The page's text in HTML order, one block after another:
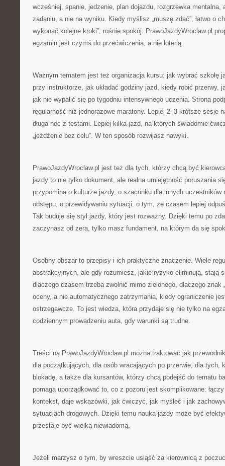
wcześniej, spanie, jedzenie, plan dojazdu, rozgrzewka mentalna,
zadaniu, a nie na wyniku. Kiedy myślisz „muszę zdać”, łatwo o
wykonać kolejne kroki”, rośnie spokój. PrawoJazdyWroclaw.pl
egzamin jest czymś do przećwiczenia, a nie loterią.
Ważnym tematem jest też organizacja kursu: jak wybrać szkołę
przy instruktorze, jak układać godziny jazd, kiedy robić przerwy,
jak nie wypalić się po tygodniu intensywnego uczenia. Strona
regularność niż jednorazowe maratony. Lepiej 2–3 krótsze sesje
długa noc z testami. Lepiej kilka jazd, na których świadomie
„jeżdżenie bez celu”. W ten sposób rozwijasz nawyki.
PrawoJazdyWroclaw.pl jest też dla tych, którzy chcą być
jazdy to nie tylko dokument, ale realna umiejętność poruszania
przypomina o kulturze jazdy, o szacunku dla innych uczestników
odstępu, o przewidywaniu sytuacji, o tym, że czasem lepiej
Tak buduje się styl jazdy, który jest rozważny. Dzięki temu po
zaczynasz od zera, tylko masz fundament, na którym da się
Osobny obszar to przepisy i ich praktyczne znaczenie. Wiele
abstrakcyjnych, ale gdy rozumiesz, jakie ryzyko eliminują, stają
dlaczego czasem trzeba zwolnić mimo zielonego, dlaczego znak
oceny, a nie automatycznego zatrzymania, kiedy ograniczenie
ostrzegawcze. To jest wiedza, która przydaje się nie tylko na
codziennym prowadzeniu auta, gdy warunki są trudne.
Treści na PrawoJazdyWroclaw.pl można traktować jak
dla początkujących, dla osób wracających po przerwie, dla tych,
blokadę, a także dla kursantów, którzy chcą podejść do tematu
pomaga uporządkować to, co z pozoru jest skomplikowane:
kontekst, daje wskazówki, jak ćwiczyć, jak myśleć i jak
sytuacjach drogowych. Dzięki temu nauka jazdy może być
przestaje być wielką niewiadomą.
Jeżeli marzysz o tym, by wreszcie usiąść za kierownicą z